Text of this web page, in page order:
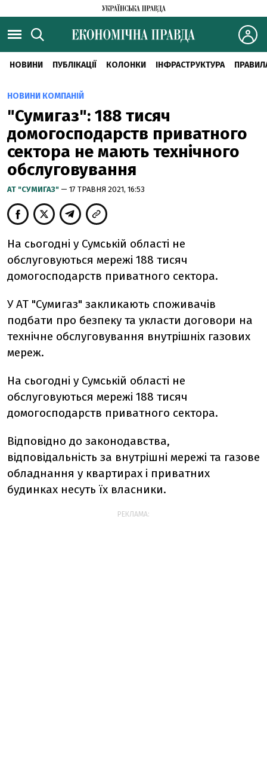
НОВИНИ ПУБЛІКАЦІЇ КОЛОНКИ ІНФРАСТРУКТУРА
НОВИНИ КОМПАНІЙ
"Сумигаз": 188 тисяч
домогосподарств приватного
сектора не мають технічного
обслуговування
АТ "СУМИГАЗ" — 17 ТРАВНЯ 2021, 16:53
На сьогодні у Сумській області не
обслуговуються мережі 188 тисяч
домогосподарств приватного сектора.
У АТ "Сумигаз" закликають споживачів
подбати про безпеку та укласти договори на
технічне обслуговування внутрішніх газових
мереж.
На сьогодні у Сумській області не
обслуговуються мережі 188 тисяч
домогосподарств приватного сектора.
Відповідно до законодавства,
відповідальність за внутрішні мережі та газове
обладнання у квартирах і приватних
будинках несуть їх власники.
РЕКЛАМА: